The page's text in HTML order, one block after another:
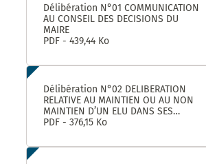
Délibération N°01 COMMUNICATION
AU CONSEIL DES DECISIONS DU
MAIRE
PDF - 439,44 Ko
Délibération N°02 DELIBERATION
RELATIVE AU MAINTIEN OU AU NON
MAINTIEN D’UN ELU DANS SES
FONCTIONS D’ADJOINT AU MAIRE
PDF - 376,15 Ko